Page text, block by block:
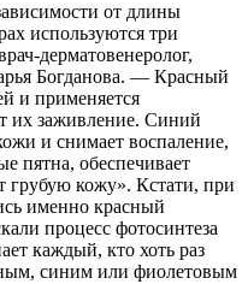
от длины
используются три
дерматовенеролог,
Богданова. — Красный
и применяется
их заживление. Синий
и снимает воспаление,
пятна, обеспечивает
грубую кожу». Кстати, при
именно красный
процесс фотосинтеза
каждый, кто хоть раз
синим или фиолетовым